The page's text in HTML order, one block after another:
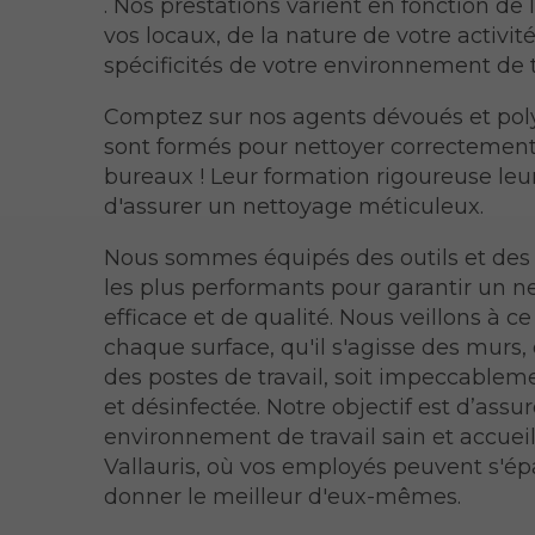
. Nos prestations varient en fonction de
vos locaux, de la nature de votre
spécificités de votre environnement de
Comptez sur nos agents dévoués et
sont formés pour nettoyer
bureaux ! Leur formation rigoureuse
d'assurer un nettoyage méticuleux.
Nous sommes équipés des outils et
les plus performants pour garantir un
efficace et de qualité. Nous veillons à
chaque surface, qu'il s'agisse des murs,
des postes de travail, soit
et désinfectée. Notre objectif est
environnement de travail sain et
Vallauris, où vos employés peuvent
donner le meilleur d'eux-mêmes.